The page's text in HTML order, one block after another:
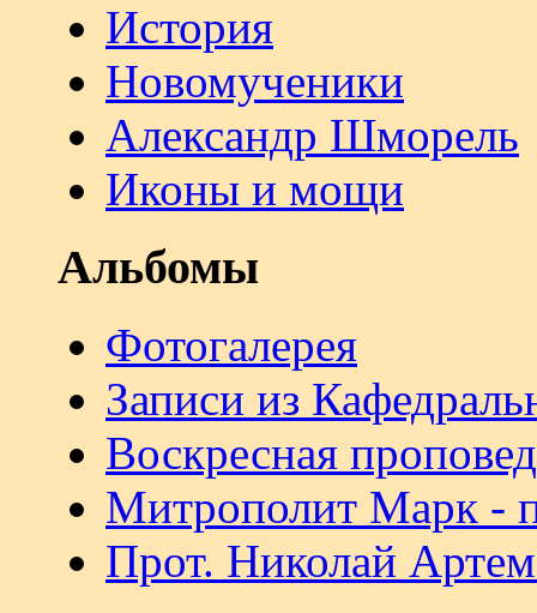
История
Новомученики
Александр Шморель
Иконы и мощи
Альбомы
Фотогалерея
Записи из
Воскресная
Митрополит Марк -
Прот. Николай